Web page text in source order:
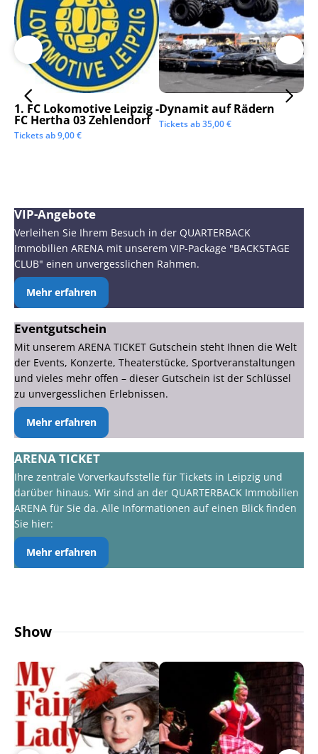
1. FC Lokomotive Leipzig -
FC Hertha 03 Zehlendorf
Tickets ab9,00€
Dynamit auf Rädern
Tickets ab35,00€
VIP-Angebote
Verleihen Sie Ihrem Besuch in der QUARTERBACK
Immobilien ARENA mit unserem VIP-Package "BACKSTAGE
CLUB" einen unvergesslichen Rahmen.
Mehr erfahren
Eventgutschein
Mit unserem ARENA TICKET Gutschein steht Ihnen die Welt
der Events, Konzerte, Theaterstücke, Sportveranstaltungen
und vieles mehr offen – dieser Gutschein ist der Schlüssel
zu unvergesslichen Erlebnissen.
Mehr erfahren
ARENA TICKET
Ihre zentrale Vorverkaufsstelle für Tickets in Leipzig und
darüber hinaus. Wir sind an der QUARTERBACK Immobilien
ARENA für Sie da. Alle Informationen auf einen Blick finden
Sie hier:
Mehr erfahren
Show